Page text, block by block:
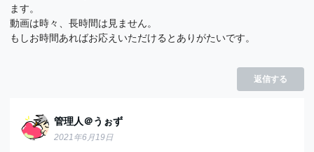
ます。
動画は時々、長時間は見ません。
もしお時間あればお応えいただけるとありがたいです。
返信する
管理人＠うぉず
2021年6月19日